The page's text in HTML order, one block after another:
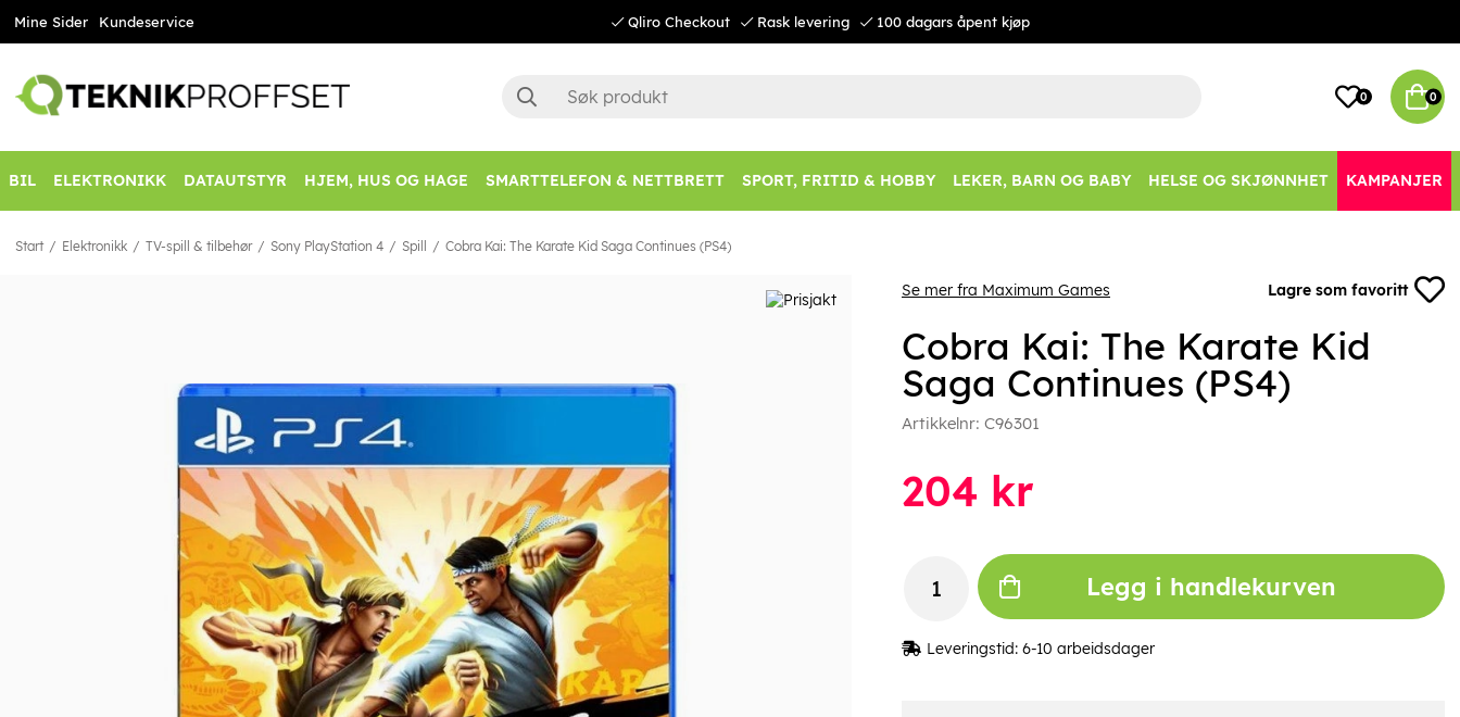
Mine Sider Kundeservice Qliro Checkout Rask levering 100 dagars åpent kjøp
0 0
BIL ELEKTRONIKK DATAUTSTYR HJEM, HUS OG HAGE SMARTTELEFON & NETTBRETT SPORT, FRITID & HOBBY LEKER, BARN OG BABY HELSE OG SKJØNNHET KAMPANJER
Start Elektronikk TV-spill & tilbehør Sony PlayStation 4 Spill Cobra Kai: The Karate Kid Saga Continues (PS4)
Se mer fra Maximum Games Lagre som favoritt
Cobra Kai: The Karate Kid
Saga Continues (PS4)
Artikkelnr: C96301
204 kr
Legg i handlekurven
Leveringstid: 6-10 arbeidsdager